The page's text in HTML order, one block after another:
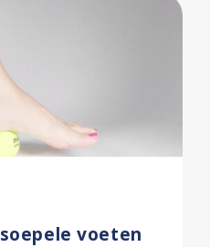
voeten